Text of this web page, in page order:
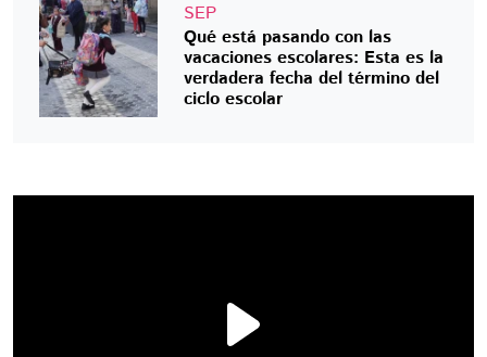
SEP
Qué está pasando con las
vacaciones escolares: Esta es la
verdadera fecha del término del
ciclo escolar